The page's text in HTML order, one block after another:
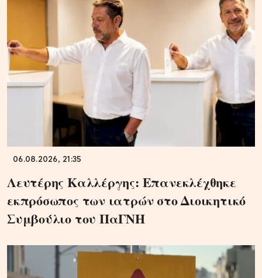
06.08.2026, 21:35
Λευτέρης Καλλέργης: Επανεκλέχθηκε
εκπρόσωπος των ιατρών στο Διοικητικό
Συμβούλιο του ΠαΓΝΗ